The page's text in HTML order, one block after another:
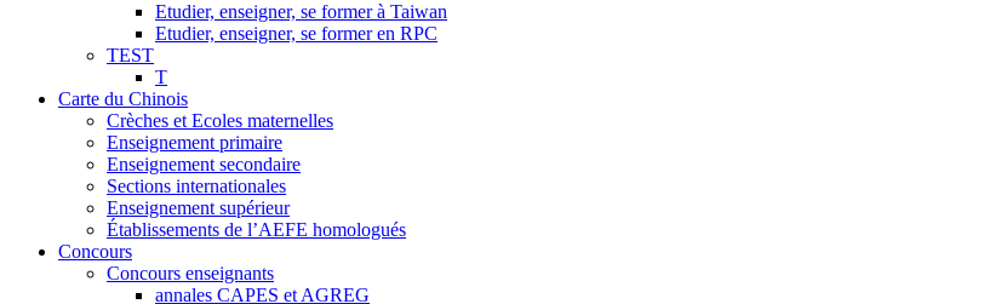
Etudier, enseigner, se former à Taiwan
Etudier, enseigner, se former en RPC
TEST
T
Carte du Chinois
Crèches et Ecoles maternelles
Enseignement primaire
Enseignement secondaire
Sections internationales
Enseignement supérieur
Établissements de l’AEFE homologués
Concours
Concours enseignants
annales CAPES et AGREG